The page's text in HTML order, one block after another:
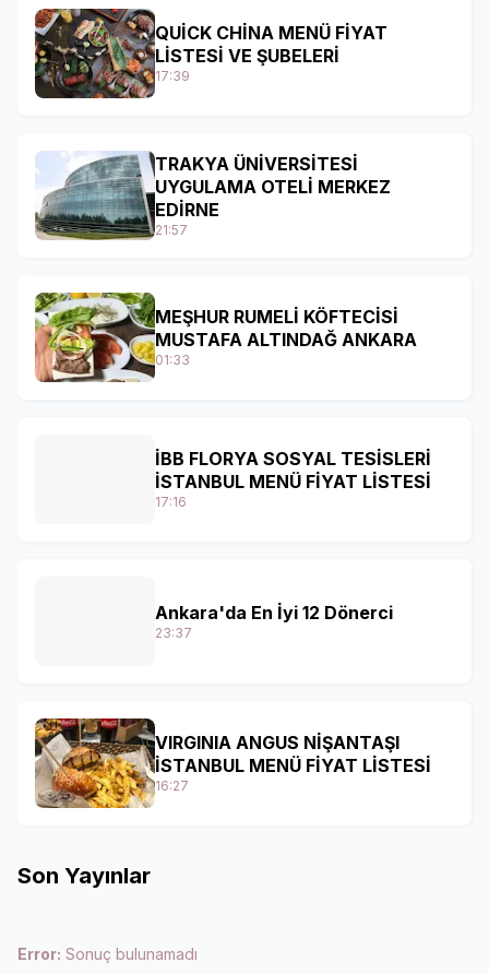
QUİCK CHİNA MENÜ FİYAT
LİSTESİ VE ŞUBELERİ
17:39
TRAKYA ÜNİVERSİTESİ
UYGULAMA OTELİ MERKEZ
EDİRNE
21:57
MEŞHUR RUMELİ KÖFTECİSİ
MUSTAFA ALTINDAĞ ANKARA
01:33
İBB FLORYA SOSYAL TESİSLERİ
İSTANBUL MENÜ FİYAT LİSTESİ
17:16
Ankara'da En İyi 12 Dönerci
23:37
VIRGINIA ANGUS NİŞANTAŞI
İSTANBUL MENÜ FİYAT LİSTESİ
16:27
Son Yayınlar
Error: Sonuç bulunamadı